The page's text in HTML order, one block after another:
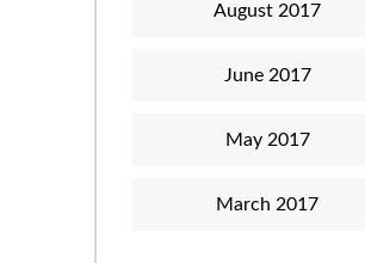
August 2017
June 2017
May 2017
March 2017